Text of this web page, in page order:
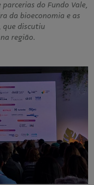
do Fundo Vale,
da bioeconomia e as
que discutiu
região.